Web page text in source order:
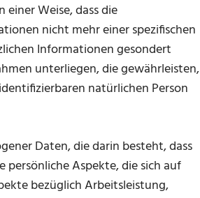
Weise, dass die
nicht mehr einer spezifischen
Informationen gesondert
unterliegen, die gewährleisten,
natürlichen Person
Daten, die darin besteht, dass
Aspekte, die sich auf
bezüglich Arbeitsleistung,